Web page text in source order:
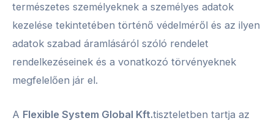
természetes személyeknek a személyes adatok
kezelése tekintetében történő védelméről és az ilyen
adatok szabad áramlásáról szóló rendelet
rendelkezéseinek és a vonatkozó törvényeknek
megfelelően jár el.
A Flexible System Global Kft.tiszteletben tartja az